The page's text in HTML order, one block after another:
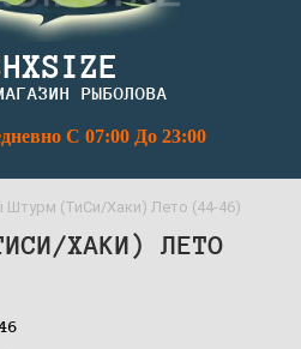
РЫБОЛОВА
С 07:00 До 23:00
(ТиСи/Хаки) Лето (44-46)
ХАКИ) ЛЕТО